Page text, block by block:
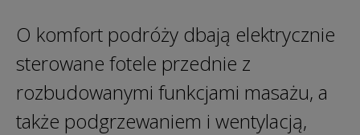
O komfort podróży dbają elektrycznie
sterowane fotele przednie z
rozbudowanymi funkcjami masażu, a
także podgrzewaniem i wentylacją,